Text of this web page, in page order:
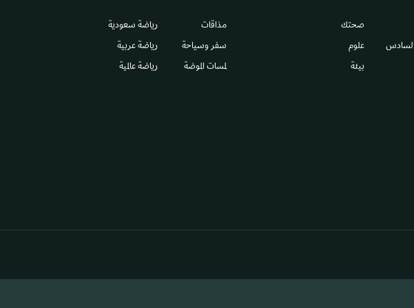
السادس​
صحتك
علوم
بيئة
مذاقات
سفر وسياحة
لمسات الموضة
رياضة سعودية
رياضة عربية
رياضة عالمية